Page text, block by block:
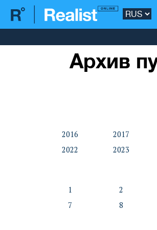
Архив
2016 2017
2022
2023
1 2
7
8